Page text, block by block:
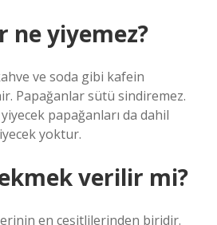
ne yiyemez?
ve soda gibi kafein
Papağanlar sütü sindiremez.
papağanları da dahil
yoktur.
verilir mi?
en çeşitlilerinden biridir.